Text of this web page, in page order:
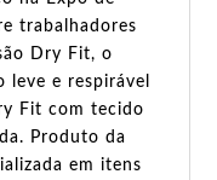
trabalhadores
Dry Fit, o
leve e respirável
Fit com tecido
Produto da
em itens